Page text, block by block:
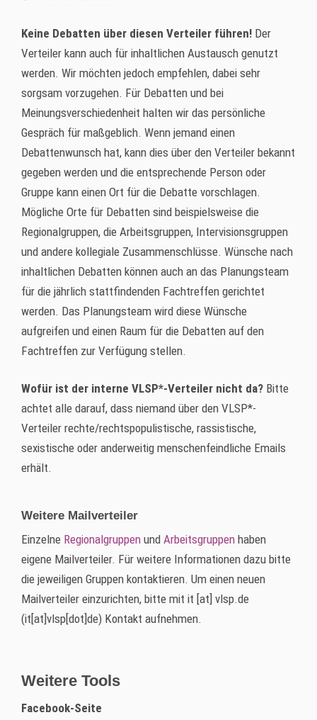
Keine Debatten über diesen Verteiler führen! Der
Verteiler kann auch für inhaltlichen Austausch genutzt
werden. Wir möchten jedoch empfehlen, dabei sehr
sorgsam vorzugehen. Für Debatten und bei
Meinungsverschiedenheit halten wir das persönliche
Gespräch für maßgeblich. Wenn jemand einen
Debattenwunsch hat, kann dies über den Verteiler bekannt
gegeben werden und die entsprechende Person oder
Gruppe kann einen Ort für die Debatte vorschlagen.
Mögliche Orte für Debatten sind beispielsweise die
Regionalgruppen, die Arbeitsgruppen, Intervisionsgruppen
und andere kollegiale Zusammenschlüsse. Wünsche nach
inhaltlichen Debatten können auch an das Planungsteam
für die jährlich stattfindenden Fachtreffen gerichtet
werden. Das Planungsteam wird diese Wünsche
aufgreifen und einen Raum für die Debatten auf den
Fachtreffen zur Verfügung stellen.
Wofür ist der interne VLSP*-Verteiler nicht da? Bitte
achtet alle darauf, dass niemand über den VLSP*-
Verteiler rechte/rechtspopulistische, rassistische,
sexistische oder anderweitig menschenfeindliche Emails
erhält.
Weitere Mailverteiler
Einzelne Regionalgruppen und Arbeitsgruppen haben
eigene Mailverteiler. Für weitere Informationen dazu bitte
die jeweiligen Gruppen kontaktieren. Um einen neuen
Mailverteiler einzurichten, bitte mit it [at] vlsp.de
(it[at]vlsp[dot]de) Kontakt aufnehmen.
Weitere Tools
Facebook-Seite